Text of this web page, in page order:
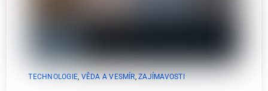
TECHNOLOGIE, VĚDA A VESMÍR,ZAJÍMAVOSTI